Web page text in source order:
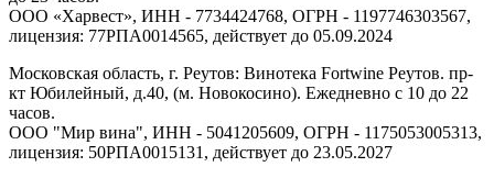
ООО «Харвест», ИНН - 7734424768, ОГРН - 1197746303567,
лицензия: 77РПА0014565, действует до 05.09.2024
Московская область, г. Реутов: Винотека Fortwine Реутов. пр-
кт Юбилейный, д.40, (м. Новокосино). Ежедневно с 10 до 22
часов.
ООО "Мир вина", ИНН - 5041205609, ОГРН - 1175053005313,
лицензия: 50РПА0015131, действует до 23.05.2027